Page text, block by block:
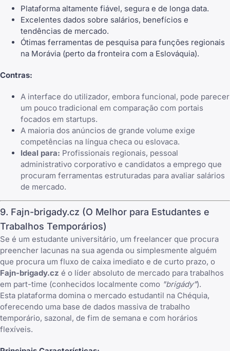
Plataforma altamente fiável, segura e de longa data.
Excelentes dados sobre salários, benefícios e
tendências de mercado.
Ótimas ferramentas de pesquisa para funções regionais
na Morávia (perto da fronteira com a Eslováquia).
Contras:
A interface do utilizador, embora funcional, pode parecer
um pouco tradicional em comparação com portais
focados em startups.
A maioria dos anúncios de grande volume exige
competências na língua checa ou eslovaca.
Ideal para: Profissionais regionais, pessoal
administrativo corporativo e candidatos a emprego que
procuram ferramentas estruturadas para avaliar salários
de mercado.
9. Fajn-brigady.cz (O Melhor para Estudantes e
Trabalhos Temporários)
Se é um estudante universitário, um freelancer que procura
preencher lacunas na sua agenda ou simplesmente alguém
que procura um fluxo de caixa imediato e de curto prazo, o
Fajn-brigady.cz é o líder absoluto de mercado para trabalhos
em part-time (conhecidos localmente como "brigády").
Esta plataforma domina o mercado estudantil na Chéquia,
oferecendo uma base de dados massiva de trabalho
temporário, sazonal, de fim de semana e com horários
flexíveis.